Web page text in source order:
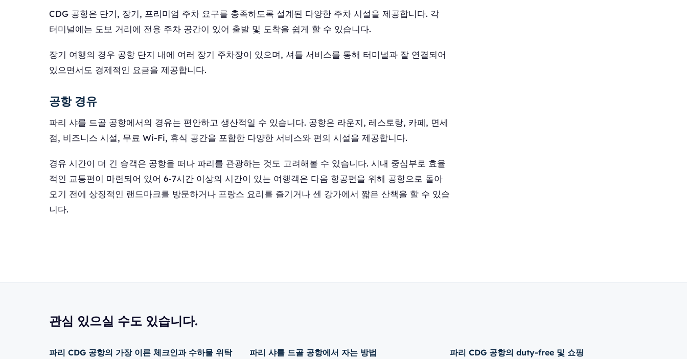
CDG 공항은 단기, 장기, 프리미엄 주차 요구를 충족하도록 설계된 다양한 주차 시설을 제공합니다. 각
터미널에는 도보 거리에 전용 주차 공간이 있어 출발 및 도착을 쉽게 할 수 있습니다.
장기 여행의 경우 공항 단지 내에 여러 장기 주차장이 있으며, 셔틀 서비스를 통해 터미널과 잘 연결되어
있으면서도 경제적인 요금을 제공합니다.
공항 경유
파리 샤를 드골 공항에서의 경유는 편안하고 생산적일 수 있습니다. 공항은 라운지, 레스토랑, 카페, 면세
점, 비즈니스 시설, 무료 Wi-Fi, 휴식 공간을 포함한 다양한 서비스와 편의 시설을 제공합니다.
경유 시간이 더 긴 승객은 공항을 떠나 파리를 관광하는 것도 고려해볼 수 있습니다. 시내 중심부로 효율
적인 교통편이 마련되어 있어 6-7시간 이상의 시간이 있는 여행객은 다음 항공편을 위해 공항으로 돌아
오기 전에 상징적인 랜드마크를 방문하거나 프랑스 요리를 즐기거나 센 강가에서 짧은 산책을 할 수 있습
니다.
관심 있으실 수도 있습니다.
파리 CDG 공항의 가장 이른 체크인과 수하물 위탁
파리 샤를 드골 공항에서 자는 방법 파리 CDG 공항의 duty-free 및 쇼핑